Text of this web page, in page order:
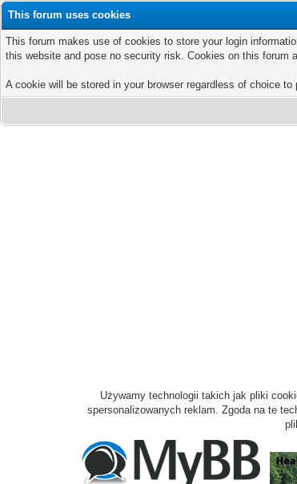
This forum uses cookies
This forum makes use of cookies to store your login
this website and pose no security risk. Cookies on this forum
A cookie will be stored in your browser regardless of choice
Używamy technologii takich jak pliki
spersonalizowanych reklam. Zgoda na te